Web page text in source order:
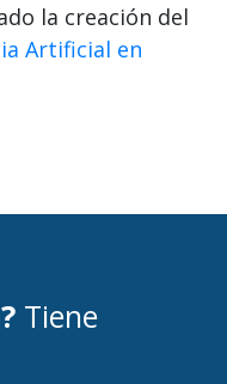
la creación del
Artificial en
Tiene